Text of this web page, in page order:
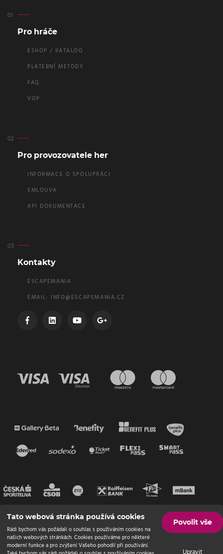
Pro hráče
ESHOP / KATALOG
PLATEBNÍ METODY
FAQ
VOP
Pro provozovatele her
INFORMACE O SPOLUPRÁCI
SMLOUVA
API DOKUMENTACE
Kontakty
ESCAPEMANIA
EMAIL: INFO@ESCAPEMANIA.CZ
Tato webová stránka používá cookies
Rádi bychom vás požádali o souhlas s používáním cookies na
našich webových stránkách. Cookies používáme pro některé
moderní funkce a pro zvýšení Vašeho pohodlí při používání.
Povolit vše